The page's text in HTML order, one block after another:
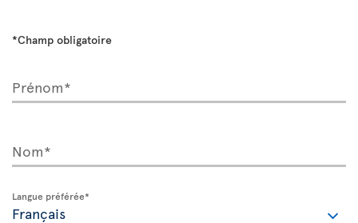
*Champ obligatoire
Prénom*
Nom*
Langue préférée*